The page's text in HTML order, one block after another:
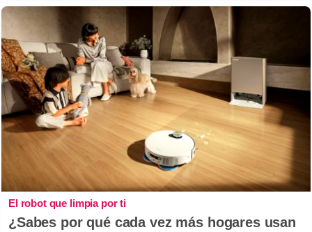
El robot que limpia por ti
¿Sabes por qué cada vez más hogares usan